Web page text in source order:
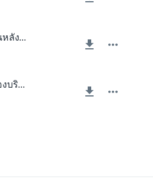
โคมไฟพื้นหลังองค์กร
พื้นหลังของบริษัทแสง